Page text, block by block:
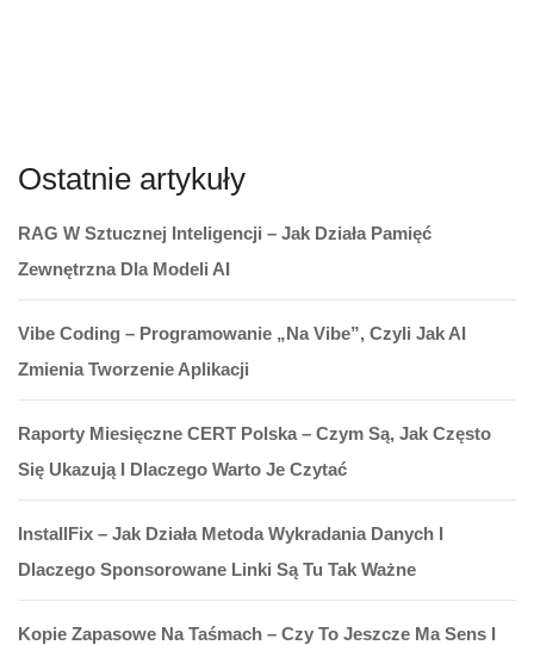
Ostatnie artykuły
RAG W Sztucznej Inteligencji – Jak Działa Pamięć
Zewnętrzna Dla Modeli AI
Vibe Coding – Programowanie „na Vibe”, Czyli Jak AI
Zmienia Tworzenie Aplikacji
Raporty Miesięczne CERT Polska – Czym Są, Jak Często
Się Ukazują I Dlaczego Warto Je Czytać
InstallFix – Jak Działa Metoda Wykradania Danych I
Dlaczego Sponsorowane Linki Są Tu Tak Ważne
Kopie Zapasowe Na Taśmach – Czy To Jeszcze Ma Sens I